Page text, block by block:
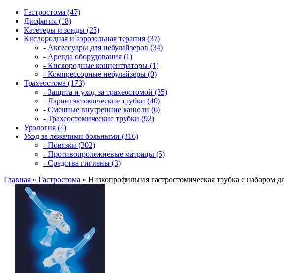
Гастростома (47)
Дисфагия (18)
Катетеры и зонды (25)
Кислородная и аэрозольная терапия (37)
- Аксессуары для небулайзеров (34)
- Аренда оборудования (1)
- Кислородные концентраторы (1)
- Компрессорные небулайзеры (0)
Трахеостома (173)
- Защита и уход за трахеостомой (35)
- Ларингэктомические трубки (40)
- Сменные внутренние канюли (6)
- Трахеостомические трубки (92)
Урология (4)
Уход за лежачими больными (316)
- Повязки (302)
- Противопролежневые матрацы (5)
- Средства гигиены (3)
Главная » Гастростома » Низкопрофильная гастростомическая трубка с набором